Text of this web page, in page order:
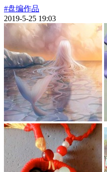
#盘编作品
2019-5-25 19:03